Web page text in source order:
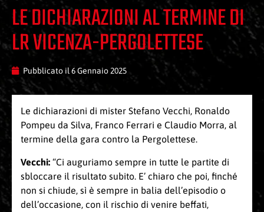
LE DICHIARAZIONI AL TERMINE DI
LR VICENZA-PERGOLETTESE
Pubblicato il 6 Gennaio 2025
Le dichiarazioni di mister Stefano Vecchi, Ronaldo
Pompeu da Silva, Franco Ferrari e Claudio Morra, al
termine della gara contro la Pergolettese.
Vecchi: “Ci auguriamo sempre in tutte le partite di
sbloccare il risultato subito. E’ chiaro che poi, finché
non si chiude, sì è sempre in balia dell’episodio o
dell’occasione, con il rischio di venire beffati,